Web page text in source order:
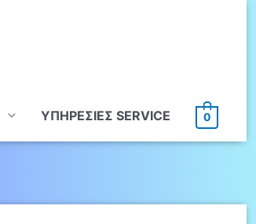
ΥΠHΡΕΣΙΕΣ SERVICE 0